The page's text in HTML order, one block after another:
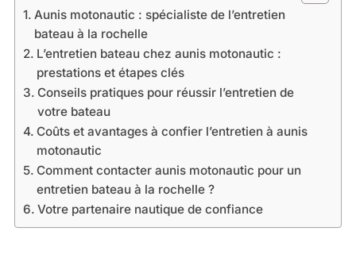
Aunis motonautic : spécialiste de l’entretien
bateau à la rochelle
L’entretien bateau chez aunis motonautic :
prestations et étapes clés
Conseils pratiques pour réussir l’entretien de
votre bateau
Coûts et avantages à confier l’entretien à aunis
motonautic
Comment contacter aunis motonautic pour un
entretien bateau à la rochelle ?
Votre partenaire nautique de confiance